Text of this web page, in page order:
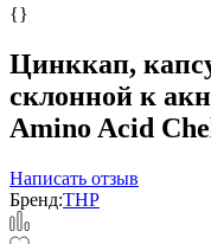
{}
Цинккап,
склонной к
Amino Acid
Написать отзыв
Бренд:THP